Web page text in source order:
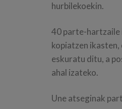
hurbilekoekin.
40 parte-
kopiatzen
eskuratu ditu, a
ahal izateko.
Une atseginak